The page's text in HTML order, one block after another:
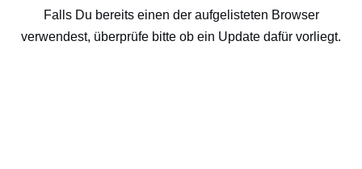
Falls Du bereits einen der aufgelisteten Browser
verwendest, überprüfe bitte ob ein Update dafür vorliegt.